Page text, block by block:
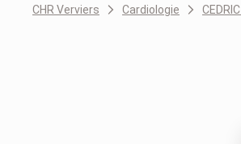
CHR Verviers Cardiologie